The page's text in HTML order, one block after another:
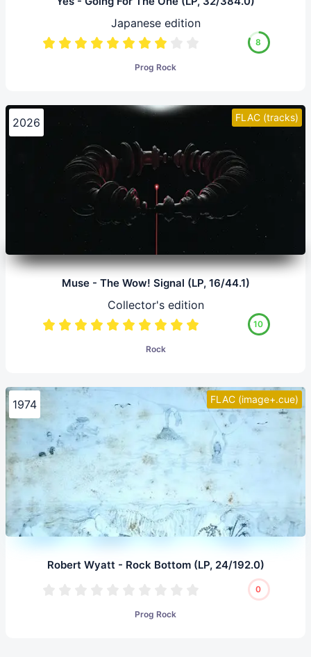
Japanese edition
8
Prog Rock
FLAC (tracks)
2026
Muse - The Wow! Signal (LP, 16/44.1)
Collector's edition
10
Rock
FLAC (image+.cue)
1974
Robert Wyatt - Rock Bottom (LP, 24/192.0)
0
Prog Rock